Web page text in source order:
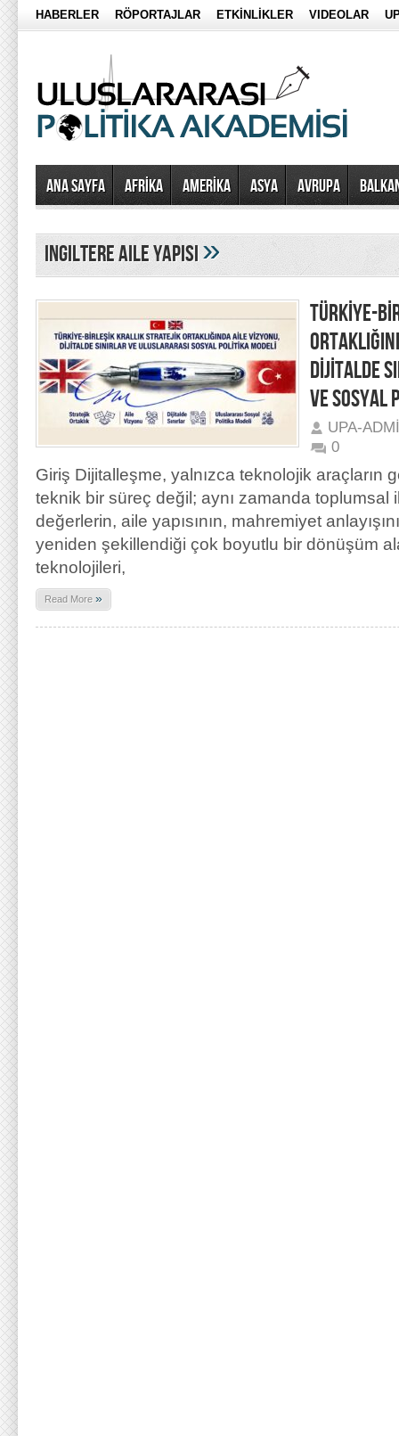
HABERLER RÖPORTAJLAR ETKİNLİKLER VIDEOLAR
Ana Sayfa AFRİKA AMERİKA ASYA AVRUPA
ingiltere aile yapısı»
TÜRKİYE-
DİJİTALDE
VE SOSYAL
UPA-
0
Giriş Dijitalleşme, yalnızca teknolojik araçların
teknik bir süreç değil; aynı zamanda toplumsal
değerlerin, aile yapısının, mahremiyet
yeniden şekillendiği çok boyutlu bir dönüşüm
teknolojileri,
Read More »